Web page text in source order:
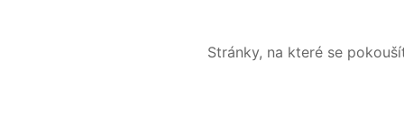
Stránky, na které se